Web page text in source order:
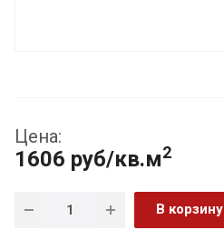
Цена:
1606 руб/кв.м2
В корзину